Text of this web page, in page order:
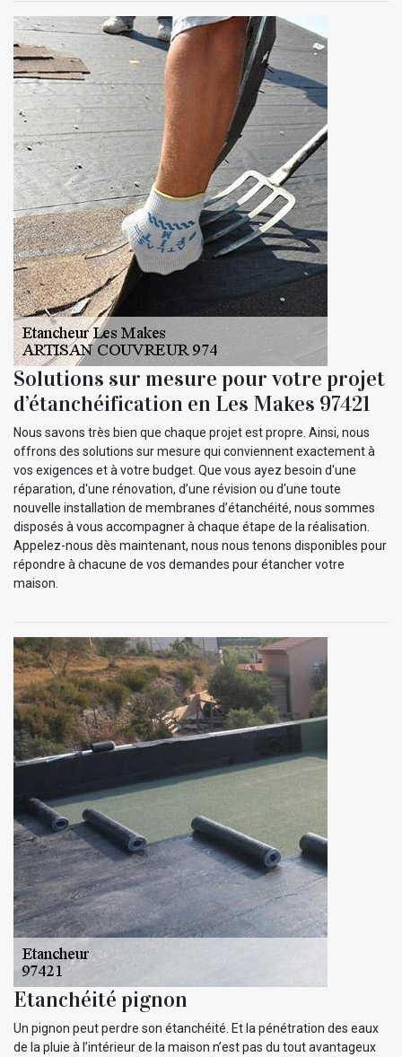
Solutions sur mesure pour votre projet
d’étanchéification en Les Makes 97421
Nous savons très bien que chaque projet est propre. Ainsi, nous
offrons des solutions sur mesure qui conviennent exactement à
vos exigences et à votre budget. Que vous ayez besoin d'une
réparation, d'une rénovation, d’une révision ou d'une toute
nouvelle installation de membranes d’étanchéité, nous sommes
disposés à vous accompagner à chaque étape de la réalisation.
Appelez-nous dès maintenant, nous nous tenons disponibles pour
répondre à chacune de vos demandes pour étancher votre
maison.
Etanchéité pignon
Un pignon peut perdre son étanchéité. Et la pénétration des eaux
de la pluie à l’intérieur de la maison n’est pas du tout avantageux